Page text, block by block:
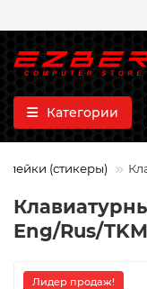
Категории
(стикеры)
Eng/Rus/
Лидер продаж!